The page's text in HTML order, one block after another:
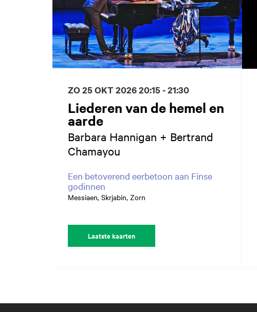
Liederen van de hemel en
aarde
Barbara Hannigan + Bertrand
Chamayou
Een betoverend eerbetoon aan Finse
godinnen
Messiaen, Skrjabin, Zorn
ZO 25 OKT 202620:15 - 21:30
Laatste kaarten